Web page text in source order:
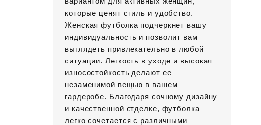
которые ценят стиль и удобство.
Женская футболка подчеркнет вашу
индивидуальность и позволит вам
выглядеть привлекательно в любой
ситуации. Легкость в уходе и высокая
износостойкость делают ее
незаменимой вещью в вашем
гардеробе. Благодаря сочному дизайну
и качественной отделке, футболка
легко сочетается с различными